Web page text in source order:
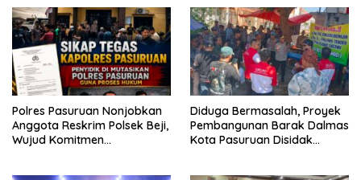
Polres Pasuruan Nonjobkan
Anggota Reskrim Polsek Beji,
Wujud Komitmen
Diduga Bermasalah, Proyek
Pembangunan Barak Dalmas
Kota Pasuruan Disidak